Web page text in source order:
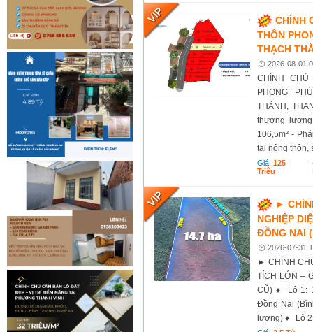
CHÍNH
THÔN
THẠCH
2026-08-01
CHÍNH
PHONG
THÀNH,
thương
106,5m² -
tại nông thôn,
Giá:125
Triệu
►
NGHIỆP
ĐỒNG NAI
2026-07-31
► CHÍNH
TÍCH LỚN –
CŨ) ♦ Lô 1:
Đồng Nai
lượng) ♦ Lô